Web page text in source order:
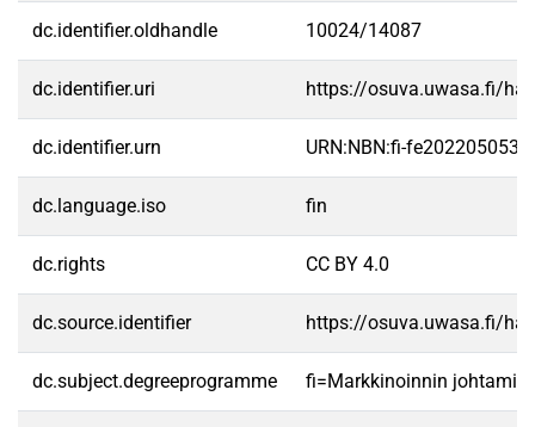
dc.identifier.oldhandle 10024/14087
dc.identifier.uri https://osuva.uwasa.fi/
dc.identifier.urn URN:NBN:fi-
dc.language.iso fin
dc.rights CC BY 4.0
dc.source.identifier https://osuva.uwasa.fi/
dc.subject.degreeprogramme fi=Markkinoinnin